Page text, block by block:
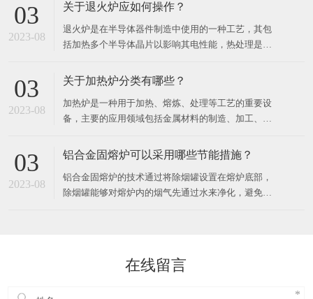
03
2023-08
关于退火炉应如何操作？
退火炉是在半导体器件制造中使用的一种工艺，其包
括加热多个半导体晶片以影响其电性能，热处理是针
剂，将薄膜转换成薄膜或将薄膜转换成晶片衬底界
复注入的损伤，移动掺杂剂或将掺杂剂从一个薄膜转
移到另一个薄膜或从薄膜进入晶
03
2023-08
关于加热炉分类有哪些？
加热炉是一种用于加热、熔炼、处理等工艺的重要设
备，主要的应用领域包括金属材料的制造、加工、热
分为以下几种：1. 精细加热炉精细加热炉是一种可以
主要应用于汽车零部件、模具件、机器零件、航空航
天零部件等领域。2
03
2023-08
铝合金固熔炉可以采用哪些节能措施？
铝合金固熔炉的技术通过将除烟罐设置在熔炉底部，
除烟罐能够对熔炉内的烟气先通过水来净化，避免有
害，提高铝合金生产的环保
在线留言